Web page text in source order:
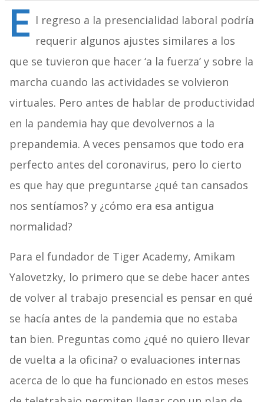
E l regreso a la presencialidad laboral podría
requerir algunos ajustes similares a los
que se tuvieron que hacer ‘a la fuerza’ y sobre la
marcha cuando las actividades se volvieron
virtuales. Pero antes de hablar de productividad
en la pandemia hay que devolvernos a la
prepandemia. A veces pensamos que todo era
perfecto antes del coronavirus, pero lo cierto
es que hay que preguntarse ¿qué tan cansados
nos sentíamos? y ¿cómo era esa antigua
normalidad?
Para el fundador de Tiger Academy, Amikam
Yalovetzky, lo primero que se debe hacer antes
de volver al trabajo presencial es pensar en qué
se hacía antes de la pandemia que no estaba
tan bien. Preguntas como ¿qué no quiero llevar
de vuelta a la oficina? o evaluaciones internas
acerca de lo que ha funcionado en estos meses